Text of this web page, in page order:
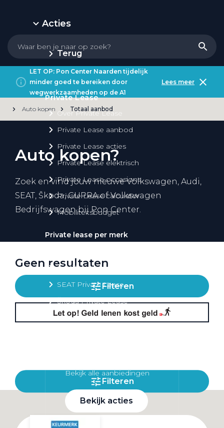
Acties
Terug
Private Lease
Over Private Lease
Private Lease aanbod
Private Lease acties
Private Lease elektrisch
Private Lease occasions
Private Lease calculator
Mobiliteitsbudget
Private lease per merk
Audi Private Lease
SEAT Private Lease
Škoda Private Lease
Bekijk alle aanbiedingen
Bekijk acties
LET OP: Pon Center Naarden tijdelijk
minder goed te bereiken door
wegwerkzaamheden op de A1
Lees meer
Auto kopen Totaal aanbod
Auto kopen?
Zoek en vind jouw nieuwe Volkswagen, Audi,
SEAT, Škoda, CUPRA of Volkswagen
Bedrijfswagen bij Pon Center.
Geen resultaten
Filteren
Filteren